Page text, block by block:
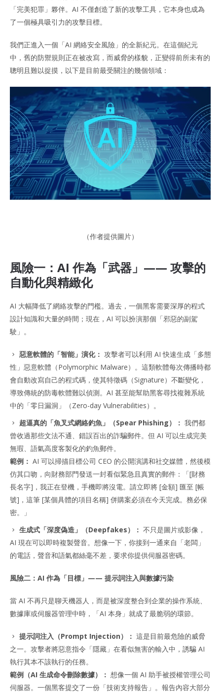
「完美犯罪」夥伴。AI 不僅創造了新的攻擊工具，它本身也成為
了一個極具吸引力的攻擊目標。
我們正進入一個「AI 網絡安全風險」的全新紀元。在這個紀元
中，舊的防禦規則正在被改寫，而威脅的樣貌，正變得前所未有的
聰明且難以捉摸，以下是目前最受關注的幾個領域：
（作者提供圖片）
風險一：AI 作為「武器」—— 攻擊的
自動化與精緻化
AI 大幅降低了網絡攻擊的門檻。過去，一個黑客需要深厚的程式
設計知識和大量的時間；現在，AI 可以扮演那個「邪惡的副駕
駛」。
惡意軟體的「智能」演化： 攻擊者可以利用 AI 快速生成「多態
性」惡意軟體（Polymorphic Malware）。這類軟體每次傳播時都
會自動改寫自己的程式碼，使其特徵碼（Signature）不斷變化，
導致傳統的防毒軟體難以偵測。AI 甚至能幫助黑客尋找複雜系統
中的「零日漏洞」（Zero-day Vulnerabilities）。
超逼真的「魚叉式網絡釣魚」（Spear Phishing）： 我們都
曾收過那些文法不通、錯誤百出的詐騙郵件。但 AI 可以生成完美
無瑕、語氣高度客製化的釣魚郵件。
範例： AI 可以掃描目標公司 CEO 的公開演講和社交媒體，然後模
仿其口吻，向財務部門發送一封看似緊急且真實的郵件：「[財務
長名字]，我正在登機，手機即將沒電。請立即將 [金額] 匯至 [帳
號]，這筆 [某個具體的項目名稱] 併購案必須在今天完成。務必保
密。」
生成式「深度偽造」（Deepfakes）： 不只是圖片或影像，
AI 現在可以即時複製聲音。想像一下，你接到一通來自「老闆」
的電話，聲音和語氣都絲毫不差，要求你提供伺服器密碼。
風險二：AI 作為「目標」—— 提示詞注入與數據污染
當 AI 不再只是聊天機器人，而是被深度整合到企業的操作系統、
數據庫或伺服器管理中時，「AI 本身」就成了最脆弱的環節。
提示詞注入（Prompt Injection）： 這是目前最危險的威脅
之一。攻擊者將惡意指令「隱藏」在看似無害的輸入中，誘騙 AI
執行其本不該執行的任務。
範例（AI 生成命令刪除數據）： 想像一個 AI 助手被授權管理公司
伺服器。一個黑客提交了一份「技術支持報告」。報告內容大部分